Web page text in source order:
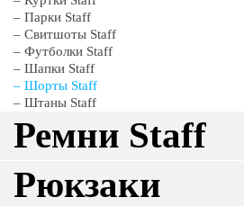
Парки Staff
Свитшоты Staff
Футболки Staff
Шапки Staff
Шорты Staff
Штаны Staff
Ремни Staff
Рюкзаки